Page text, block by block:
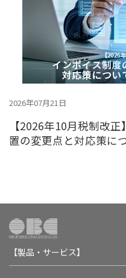
2026年07月21日
【2026年10月税制改
置の変更点と対応策に
【製品・サービス】